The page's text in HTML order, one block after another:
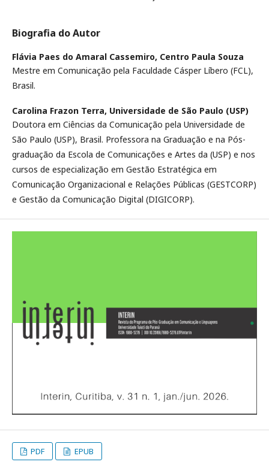
Biografia do Autor
Flávia Paes do Amaral Cassemiro, Centro Paula Souza
Mestre em Comunicação pela Faculdade Cásper Líbero (FCL),
Brasil.
Carolina Frazon Terra, Universidade de São Paulo (USP)
Doutora em Ciências da Comunicação pela Universidade de
São Paulo (USP), Brasil. Professora na Graduação e na Pós-
graduação da Escola de Comunicações e Artes da (USP) e nos
cursos de especialização em Gestão Estratégica em
Comunicação Organizacional e Relações Públicas (GESTCORP)
e Gestão da Comunicação Digital (DIGICORP).
PDF EPUB